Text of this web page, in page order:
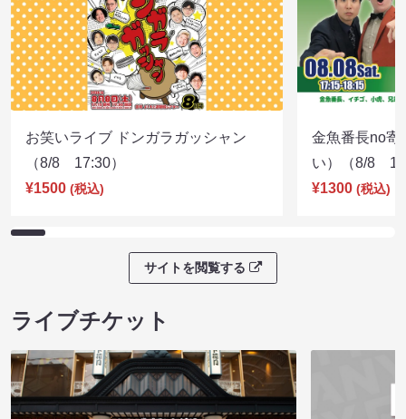
お笑いライブ ドンガラガッシャン
（8/8 17:30）
¥1500 (税込)
金魚番長no寄
い）（8/8
¥1300 (税込)
サイトを閲覧する
ライブチケット